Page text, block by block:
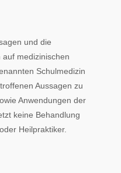
und die
medizinischen
Schulmedizin
Aussagen zu
Anwendungen der
keine Behandlung
Heilpraktiker.